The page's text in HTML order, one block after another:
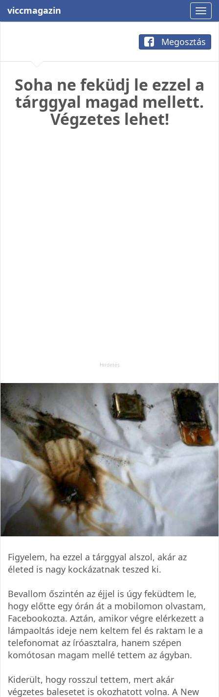
viccmagazin
Megosztás
Soha ne feküdj le ezzel a
tárggyal magad mellett.
Végzetes lehet!
Figyelem, ha ezzel a tárggyal alszol, akár az
életed is nagy kockázatnak teszed ki.
Bevallom őszintén az éjjel is úgy feküdtem le,
hogy előtte egy órán át a mobilomon olvastam,
Facebookozta. Aztán, amikor végre elérkezett a
lámpaoltás ideje nem keltem fel és raktam le a
telefonomat az íróasztalra, hanem szépen
komótosan magam mellé tettem az ágyban.
Kiderült, hogy rosszul tettem, mert akár
végzetes balesetet is okozhatott volna. A New